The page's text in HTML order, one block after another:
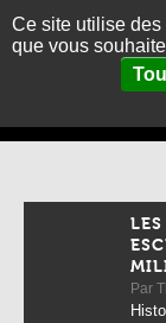
En Es
LA CARAIBE EN BREF
Thématiques>
Par
Panneau de
Ce site utilise
que vous